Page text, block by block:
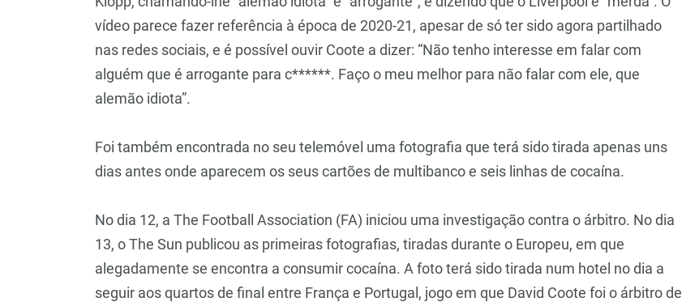
vídeo parece fazer referência à época de 2020-21, apesar de só ter sido agora partilhado
nas redes sociais, e é possível ouvir Coote a dizer: “Não tenho interesse em falar com
alguém que é arrogante para c******. Faço o meu melhor para não falar com ele, que
alemão idiota”.
Foi também encontrada no seu telemóvel uma fotografia que terá sido tirada apenas uns
dias antes onde aparecem os seus cartões de multibanco e seis linhas de cocaína.
No dia 12, a The Football Association (FA) iniciou uma investigação contra o árbitro. No dia
13, o The Sun publicou as primeiras fotografias, tiradas durante o Europeu, em que
alegadamente se encontra a consumir cocaína. A foto terá sido tirada num hotel no dia a
seguir aos quartos de final entre França e Portugal, jogo em que David Coote foi o árbitro de